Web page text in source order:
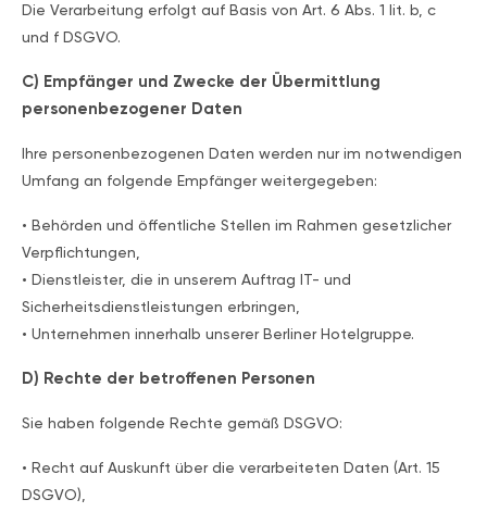
Die Verarbeitung erfolgt auf Basis von Art. 6 Abs. 1 lit. b, c
und f DSGVO.
C) Empfänger und Zwecke der Übermittlung
personenbezogener Daten
Ihre personenbezogenen Daten werden nur im notwendigen
Umfang an folgende Empfänger weitergegeben:
• Behörden und öffentliche Stellen im Rahmen gesetzlicher
Verpflichtungen,
• Dienstleister, die in unserem Auftrag IT- und
Sicherheitsdienstleistungen erbringen,
• Unternehmen innerhalb unserer Berliner Hotelgruppe.
D) Rechte der betroffenen Personen
Sie haben folgende Rechte gemäß DSGVO:
• Recht auf Auskunft über die verarbeiteten Daten (Art. 15
DSGVO),